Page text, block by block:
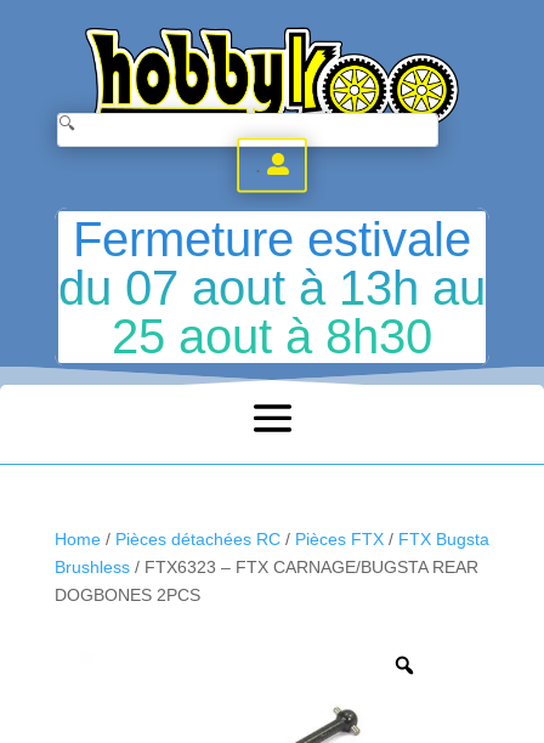
.
Fermeture estivale
du 07 aout à 13h au
25 aout à 8h30
Home/ Pièces détachées RC/ Pièces FTX/ FTX Bugsta
Brushless/ FTX6323 – FTX CARNAGE/BUGSTA REAR
DOGBONES 2PCS